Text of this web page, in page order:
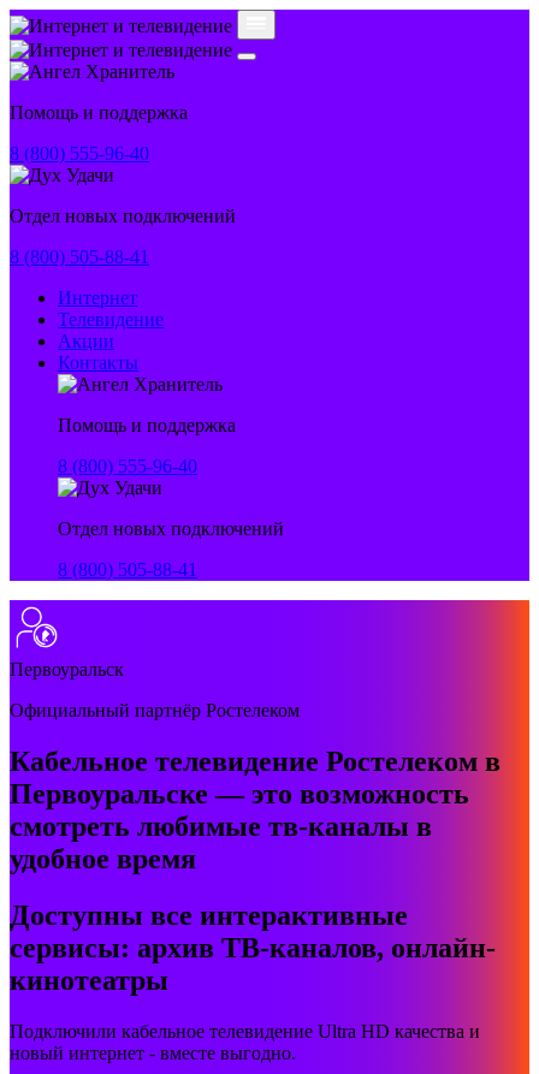
Помощь и поддержка
8 (800) 555-96-40
Отдел новых подключений
8 (800) 505-88-41
Интернет
Телевидение
Акции
Контакты
Помощь и поддержка
8 (800) 555-96-40
Отдел новых подключений
8 (800) 505-88-41
Первоуральск
Официальный партнёр Ростелеком
Кабельное телевидение Ростелеком в
Первоуральске — это возможность
смотреть любимые тв-каналы в
удобное время
Доступны все интерактивные
сервисы: архив ТВ-каналов, онлайн-
кинотеатры
Подключили кабельное телевидение Ultra HD качества и
новый интернет - вместе выгодно.